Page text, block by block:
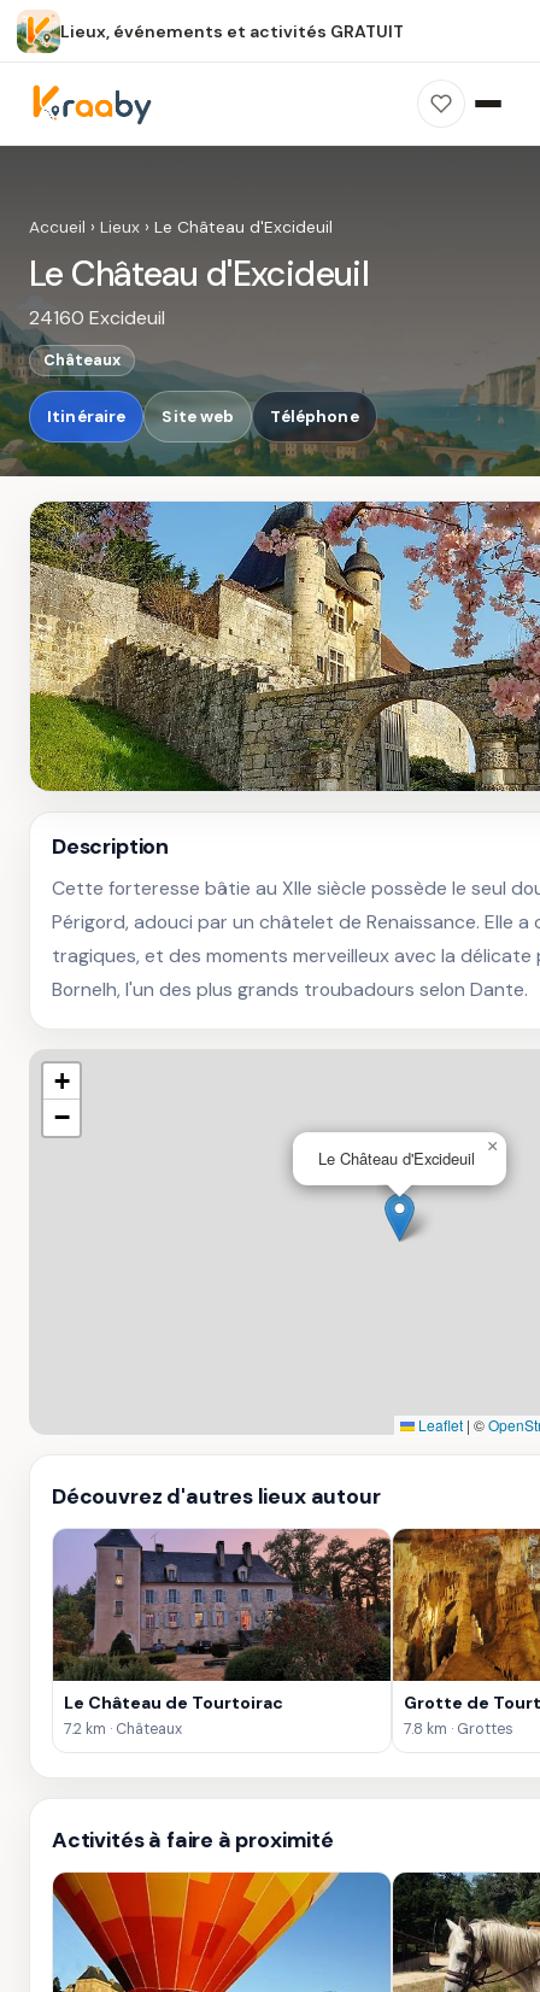
Lieux, événements et activités GRATUIT
spot dans Kraaby.
Accueil › Lieux › Le Château d'Excideuil
Le Château d'Excideuil
24160 Excideuil
Châteaux
Itinéraire Site web Téléphone
Description
Cette forteresse bâtie au XIIe siècle possède le seul
Périgord, adouci par un châtelet de Renaissance. Elle
tragiques, et des moments merveilleux avec la
Bornelh, l'un des plus grands troubadours selon Dante.
Le Château d'Excideuil
×
+
−
Leaflet | ©
Découvrez d'autres lieux autour
Le Château de Tourtoirac
7.2 km · Châteaux
Grotte de
7.8 km · Grottes
Activités à faire à proximité